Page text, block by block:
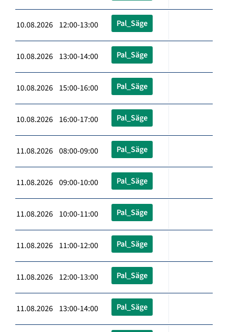
10.08.2026 12:00-13:00 Pal_Säge
10.08.2026 13:00-14:00 Pal_Säge
10.08.2026 15:00-16:00 Pal_Säge
10.08.2026 16:00-17:00 Pal_Säge
11.08.2026 08:00-09:00 Pal_Säge
11.08.2026 09:00-10:00 Pal_Säge
11.08.2026 10:00-11:00 Pal_Säge
11.08.2026 11:00-12:00 Pal_Säge
11.08.2026 12:00-13:00 Pal_Säge
11.08.2026 13:00-14:00 Pal_Säge